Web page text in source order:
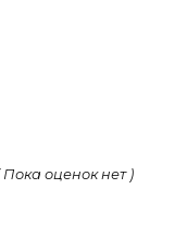
Пока оценок нет )